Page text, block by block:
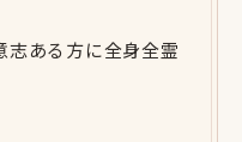
志ある方に全身全霊